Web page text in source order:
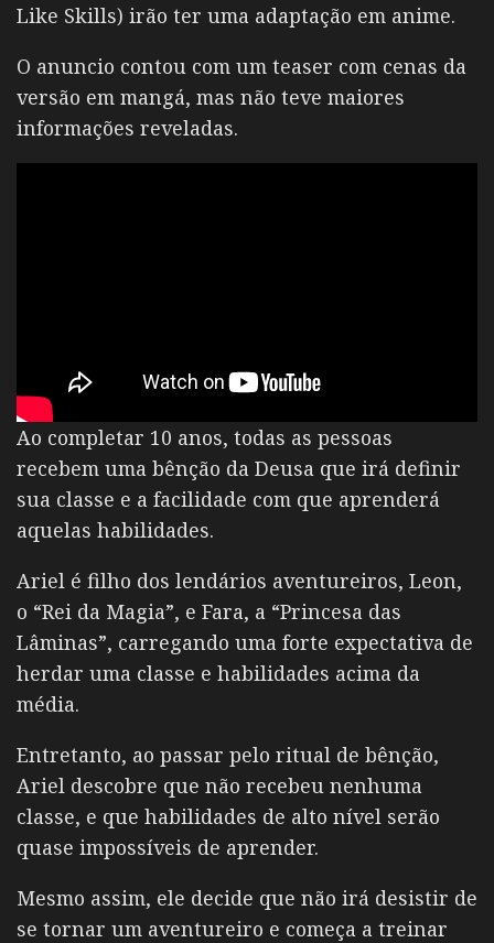
Like Skills) irão ter uma adaptação em anime.
O anuncio contou com um teaser com cenas da
versão em mangá, mas não teve maiores
informações reveladas.
Ao completar 10 anos, todas as pessoas
recebem uma bênção da Deusa que irá definir
sua classe e a facilidade com que aprenderá
aquelas habilidades.
Ariel é filho dos lendários aventureiros, Leon,
o “Rei da Magia”, e Fara, a “Princesa das
Lâminas”, carregando uma forte expectativa de
herdar uma classe e habilidades acima da
média.
Entretanto, ao passar pelo ritual de bênção,
Ariel descobre que não recebeu nenhuma
classe, e que habilidades de alto nível serão
quase impossíveis de aprender.
Mesmo assim, ele decide que não irá desistir de
se tornar um aventureiro e começa a treinar